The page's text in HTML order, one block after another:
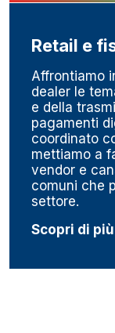
Retail e
Affrontiamo
dealer le
e della
pagamenti
coordinato
mettiamo a
vendor e
comuni che
settore.
Scopri di più